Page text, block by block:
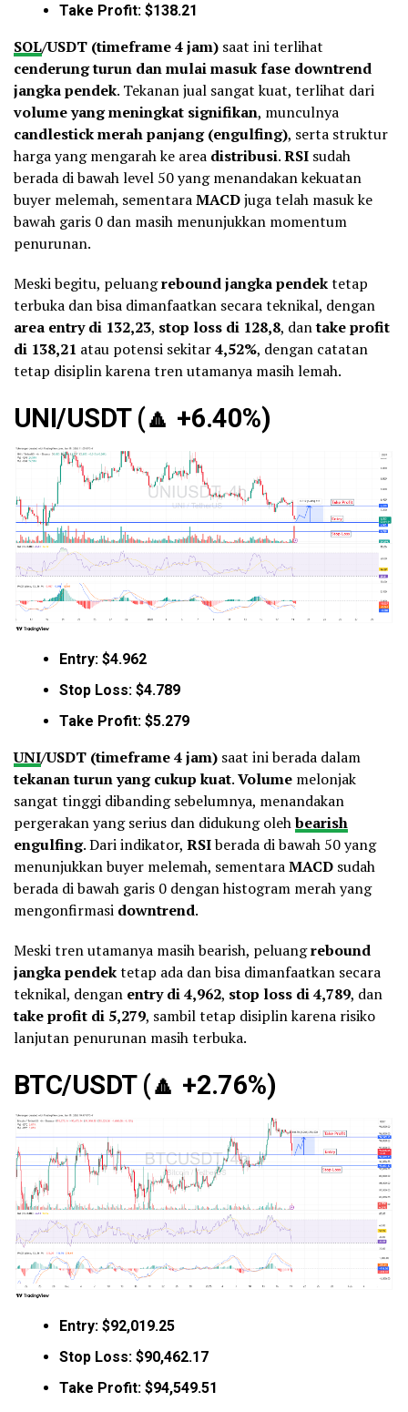
Take Profit: $138.21
SOL/USDT (timeframe 4 jam) saat ini terlihat
cenderung turun dan mulai masuk fase downtrend
jangka pendek. Tekanan jual sangat kuat, terlihat dari
volume yang meningkat signifikan, munculnya
candlestick merah panjang (engulfing), serta struktur
harga yang mengarah ke area distribusi.RSI sudah
berada di bawah level 50 yang menandakan kekuatan
buyer melemah, sementaraMACDjuga telah masuk ke
bawah garis 0 dan masih menunjukkan momentum
penurunan.
Meski begitu, peluangrebound jangka pendektetap
terbuka dan bisa dimanfaatkan secara teknikal, dengan
area entry di 132,23, stop loss di 128,8, dantake profit
di 138,21 atau potensi sekitar4,52%, dengan catatan
tetap disiplin karena tren utamanya masih lemah.
UNI/USDT (🔼 +6.40%)
Entry: $4.962
Stop Loss: $4.789
Take Profit: $5.279
UNI/USDT (timeframe 4 jam) saat ini berada dalam
tekanan turun yang cukup kuat.Volume melonjak
sangat tinggi dibanding sebelumnya, menandakan
pergerakan yang serius dan didukung olehbearish
engulfing. Dari indikator, RSIberada di bawah 50 yang
menunjukkan buyer melemah, sementaraMACD sudah
berada di bawah garis 0 dengan histogram merah yang
mengonfirmasi downtrend.
Meski tren utamanya masih bearish, peluangrebound
jangka pendektetap ada dan bisa dimanfaatkan secara
teknikal, dengan entry di 4,962, stop loss di 4,789, dan
take profit di 5,279, sambil tetap disiplin karena risiko
lanjutan penurunan masih terbuka.
BTC/USDT (🔼 +2.76%)
Entry: $92,019.25
Stop Loss: $90,462.17
Take Profit: $94,549.51